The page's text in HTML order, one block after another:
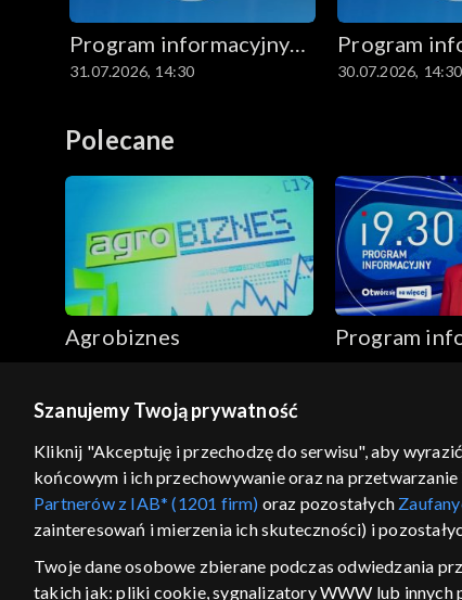
Program informacyjny
14.30
31.07.2026, 14:30
Program
14.30
30.07.2026, 14:30
Polecane
Agrobiznes
Program
ŁĄCZYSZ SIĘ SPOZA
Kraj, z którego się łączysz, to
regulamin serwisu cennik polityka prywatności
Szanujemy Twoją prywatność
Kliknij "Akceptuję i przechodzę do serwisu", aby
końcowym i ich przechowywanie oraz na
Partnerów z IAB* (1201 firm) oraz pozostałych
zainteresowań i mierzenia ich skuteczności) i
Twoje dane osobowe zbierane podczas odwiedzania
takich jak: pliki cookie, sygnalizatory WWW lub innych